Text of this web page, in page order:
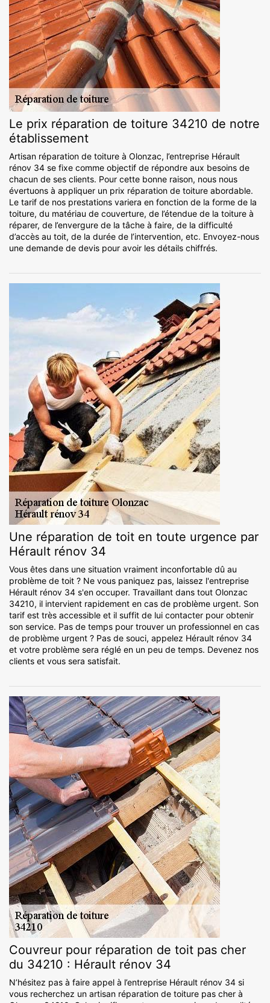
Le prix réparation de toiture 34210 de notre
établissement
Artisan réparation de toiture à Olonzac, l’entreprise Hérault
rénov 34 se fixe comme objectif de répondre aux besoins de
chacun de ses clients. Pour cette bonne raison, nous nous
évertuons à appliquer un prix réparation de toiture abordable.
Le tarif de nos prestations variera en fonction de la forme de la
toiture, du matériau de couverture, de l’étendue de la toiture à
réparer, de l’envergure de la tâche à faire, de la difficulté
d’accès au toit, de la durée de l’intervention, etc. Envoyez-nous
une demande de devis pour avoir les détails chiffrés.
Une réparation de toit en toute urgence par
Hérault rénov 34
Vous êtes dans une situation vraiment inconfortable dû au
problème de toit ? Ne vous paniquez pas, laissez l'entreprise
Hérault rénov 34 s'en occuper. Travaillant dans tout Olonzac
34210, il intervient rapidement en cas de problème urgent. Son
tarif est très accessible et il suffit de lui contacter pour obtenir
son service. Pas de temps pour trouver un professionnel en cas
de problème urgent ? Pas de souci, appelez Hérault rénov 34
et votre problème sera réglé en un peu de temps. Devenez nos
clients et vous sera satisfait.
Couvreur pour réparation de toit pas cher
du 34210 : Hérault rénov 34
N’hésitez pas à faire appel à l’entreprise Hérault rénov 34 si
vous recherchez un artisan réparation de toiture pas cher à